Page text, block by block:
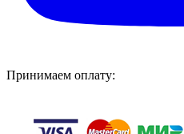
Принимаем оплату: